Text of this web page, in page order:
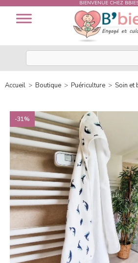
BIENVENUE CHEZ
Accueil > Boutique > Puériculture > Soin et
-31%